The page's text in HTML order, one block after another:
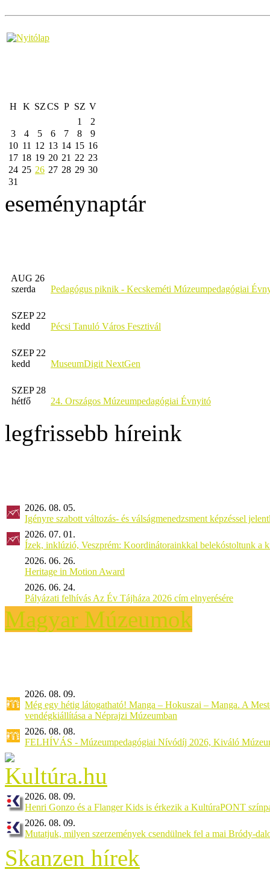
H K SZCS P SZ V
1
2
3
4 5 6 7 8
9
10 11 12 13 14 15 16
17 18 19 20 21 22 23
24 25 26 27 28 29 30
31
eseménynaptár
AUG 26
szerda
Pedagógus piknik - Kecskeméti Múzeumpedagógiai
SZEP 22
kedd
Pécsi Tanuló Város Fesztivál
SZEP 22
kedd
MuseumDigit NextGen
SZEP 28
hétfő
24. Országos Múzeumpedagógiai Évnyitó
legfrissebb híreink
2026. 08. 05.
Igényre szabott változás- és válságmenedzsment képzéssel
2026. 07. 01.
Ízek, inklúzió, Veszprém: Koordinátorainkkal belekóstoltunk a
2026. 06. 26.
Heritage in Motion Award
2026. 06. 24.
Pályázati felhívás Az Év Tájháza 2026 cím elnyerésére
Magyar Múzeumok
2026. 08. 09.
Még egy hétig látogatható! Manga – Hokuszai – Manga. A
vendégkiállítása a Néprajzi Múzeumban
2026. 08. 08.
FELHÍVÁS - Múzeumpedagógiai Nívódíj 2026, Kiváló
2026. 08. 09.
Henri Gonzo és a Flanger Kids is érkezik a KultúraPONT
2026. 08. 09.
Mutatjuk, milyen szerzemények csendülnek fel a mai Bródy-
Skanzen hírek